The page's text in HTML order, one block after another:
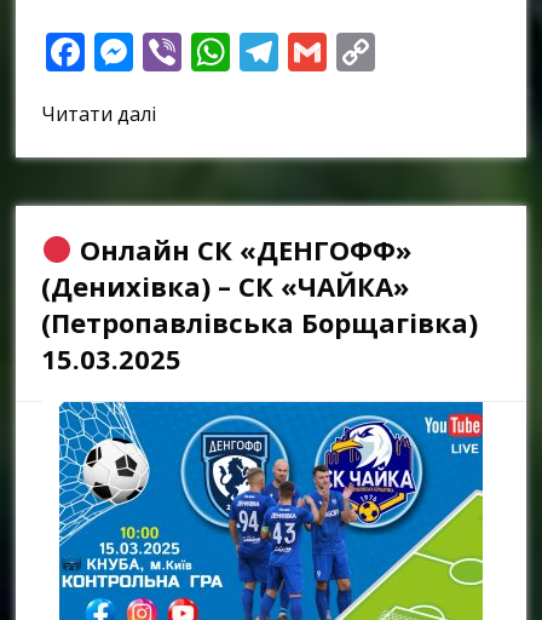
Facebook
Messenger
ViberWhatsApp
Telegram
Gmail
Читати далі
Онлайн СК «ДЕНГОФФ»
(Денихівка) – СК «ЧАЙКА»
(Петропавлівська Борщагівка)
15.03.2025